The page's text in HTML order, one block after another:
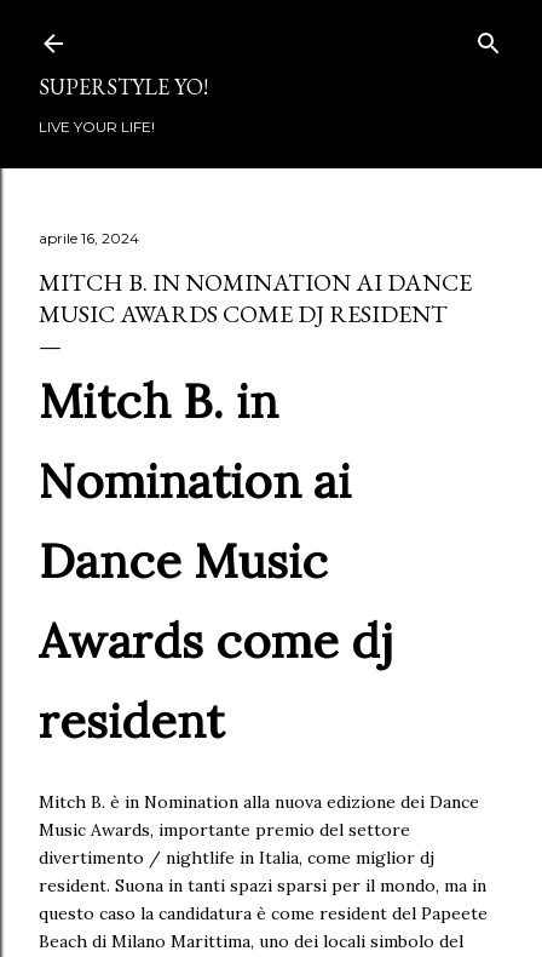
SUPERSTYLE YO!
LIVE YOUR LIFE!
aprile 16, 2024
MITCH B. IN NOMINATION AI DANCE
MUSIC AWARDS COME DJ RESIDENT
Mitch B. in
Nomination ai
Dance Music
Awards come dj
resident
Mitch B. è in Nomination alla nuova edizione dei Dance
Music Awards, importante premio del settore
divertimento / nightlife in Italia, come miglior dj
resident. Suona in tanti spazi sparsi per il mondo, ma in
questo caso la candidatura è come resident del Papeete
Beach di Milano Marittima, uno dei locali simbolo del